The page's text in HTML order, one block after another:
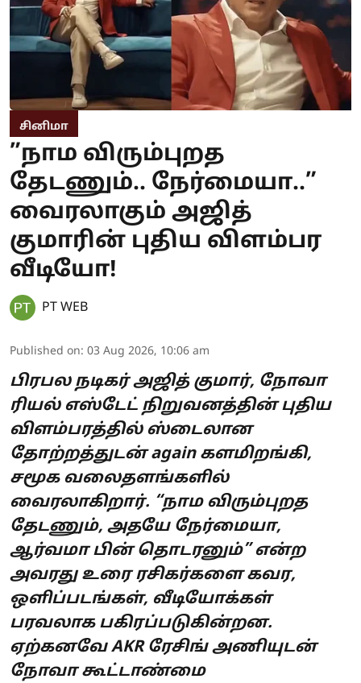
சினிமா
”நாம விரும்புறத
தேடணும்.. நேர்மையா..”
வைரலாகும் அஜித்
குமாரின் புதிய விளம்பர
வீடியோ!
PT WEB
Published on: 03 Aug 2026, 10:06 am
பிரபல நடிகர் அஜித் குமார், நோவா
ரியல் எஸ்டேட் நிறுவனத்தின் புதிய
விளம்பரத்தில் ஸ்டைலான
தோற்றத்துடன் again களமிறங்கி,
சமூக வலைதளங்களில்
வைரலாகிறார். “நாம விரும்புறத
தேடணும், அதயே நேர்மையா,
ஆர்வமா பின் தொடரனும்” என்ற
அவரது உரை ரசிகர்களை கவர,
ஒளிப்படங்கள், வீடியோக்கள்
பரவலாக பகிரப்படுகின்றன.
ஏற்கனவே AKR ரேசிங் அணியுடன்
நோவா கூட்டாண்மை